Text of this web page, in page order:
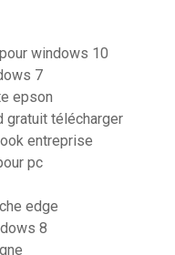
windows 10
7
epson
gratuit télécharger
entreprise
pc
edge
8